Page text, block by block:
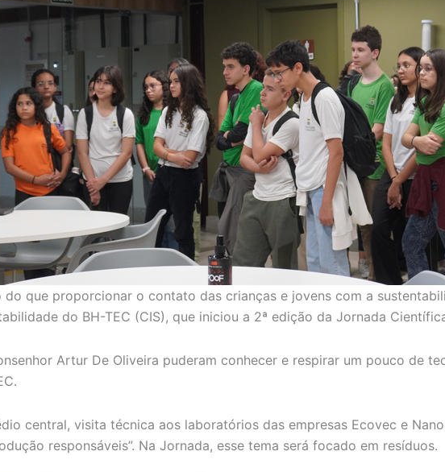
que proporcionar o contato das crianças e jovens com a
do BH-TEC (CIS), que iniciou a 2ª edição da Jornada
Artur De Oliveira puderam conhecer e respirar um pouco de
central, visita técnica aos laboratórios das empresas Ecovec e
responsáveis”. Na Jornada, esse tema será focado em resíduos.